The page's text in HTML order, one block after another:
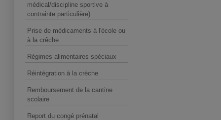
médical/discipline sportive à
contrainte particulière)
Prise de médicaments à l'école ou
à la crêche
Régimes alimentaires spéciaux
Réintégration à la crèche
Remboursement de la cantine
scolaire
Report du congé prénatal